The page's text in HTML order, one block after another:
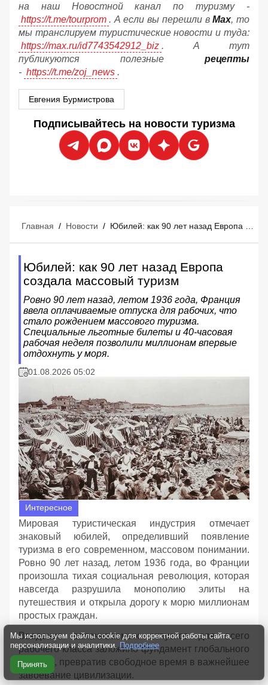
на наш Новостной канал по туризму -
https://t.me/tourprom . А если вы перешли вМах, то
мы транслируем туристические новости и туда:
https://max.ru/id7743542912_biz . А тут
публикуются полезные рецепты
- https://t.me/zoj_news .
Евгения Бурмистрова
Подписывайтесь на новости туризма
Главная / Новости /
Юбилей: как 90 лет назад Европа
создала массовый туризм
Ровно 90 лет назад, летом 1936 года, Франция
ввела оплачиваемые отпуска для рабочих, что
стало рождением массового туризма.
Специальные льготные билеты и 40-часовая
рабочая неделя позволили миллионам впервые
отдохнуть у моря.
01.08.2026 05:02
Интересное
Мировая туристическая индустрия отмечает
знаковый юбилей, определивший появление
туризма в его современном, массовом понимании.
Ровно 90 лет назад, летом 1936 года, во Франции
произошла тихая социальная революция, которая
навсегда разрушила монополию элиты на
путешествия и открыла дорогу к морю миллионам
простых граждан.
Введение оплачиваемых отпусков для всего
рабочего класса заложило фундамент глобального
туризма, превратив свободное время в важнейшее
завоевание цивилизации.
Мы используем файлы cookie для корректной работы сайта,
персонализации и аналитики. Подробнее
Принять